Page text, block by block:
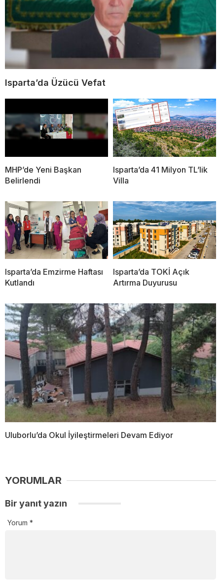
Isparta’da Üzücü Vefat
MHP’de Yeni Başkan
Belirlendi
Isparta’da 41 Milyon TL’lik
Villa
Isparta’da Emzirme Haftası
Kutlandı
Isparta’da TOKİ Açık
Artırma Duyurusu
Uluborlu’da Okul İyileştirmeleri Devam Ediyor
YORUMLAR
Bir yanıt yazın
Yorum *